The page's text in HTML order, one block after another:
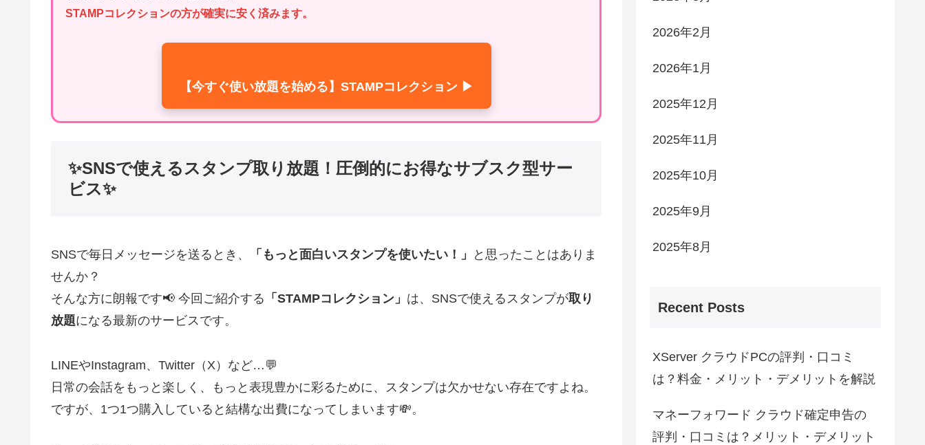
STAMPコレクションの方が確実に安く済みます。
【今すぐ使い放題を始める】STAMPコレクション ▶
✨SNSで使えるスタンプ取り放題！圧倒的にお得なサブスク型サー
ビス✨
SNSで毎日メッセージを送るとき、 「もっと面白いスタンプを使いたい！」
と思ったことはありま
せんか？
そんな方に朗報です📢 今回ご紹介する 「STAMPコレクション」 は、SNSで使えるスタンプが取り
放題になる最新のサービスです。
LINEやInstagram、Twitter（X）など…💬
日常の会話をもっと楽しく、もっと表現豊かに彩るために、スタンプは欠かせない存在ですよね。
ですが、1つ1つ購入していると結構な出費になってしまいます💸。
2026年2月
2026年1月
2025年12月
2025年11月
2025年10月
2025年9月
2025年8月
Recent Posts
XServer クラウドPCの評判・口コミ
は？料金・メリット・デメリットを解説
マネーフォワード クラウド確定申告の
評判・口コミは？メリット・デメリット